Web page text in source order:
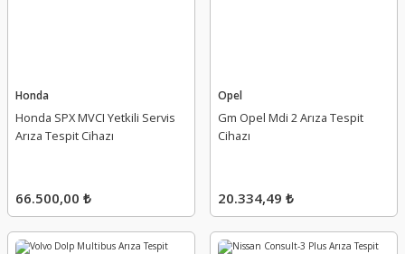
Honda
Honda SPX MVCI Yetkili Servis
Arıza Tespit Cihazı
66.500,00 ₺
Opel
Gm Opel Mdi 2 Arıza Tespit
Cihazı
20.334,49 ₺